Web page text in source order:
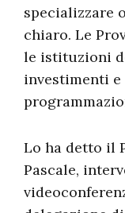
specializzare
chiaro. Le
le istituzioni
investimenti
Lo ha detto il
Pascale,